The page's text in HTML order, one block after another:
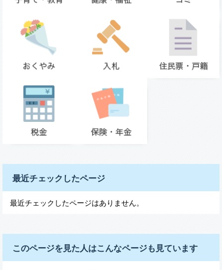
最近チェックしたページ
最近チェックしたページはありません。
このページを見た人はこんなページも見ています